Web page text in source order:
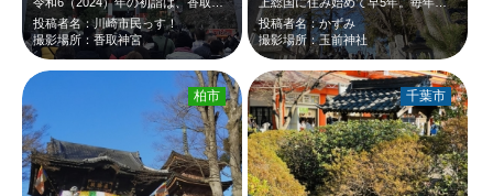
投稿者名：川崎市民っす！
撮影場所：香取神宮
投稿者名：かずみ
撮影場所：玉前神社
柏市 千葉市